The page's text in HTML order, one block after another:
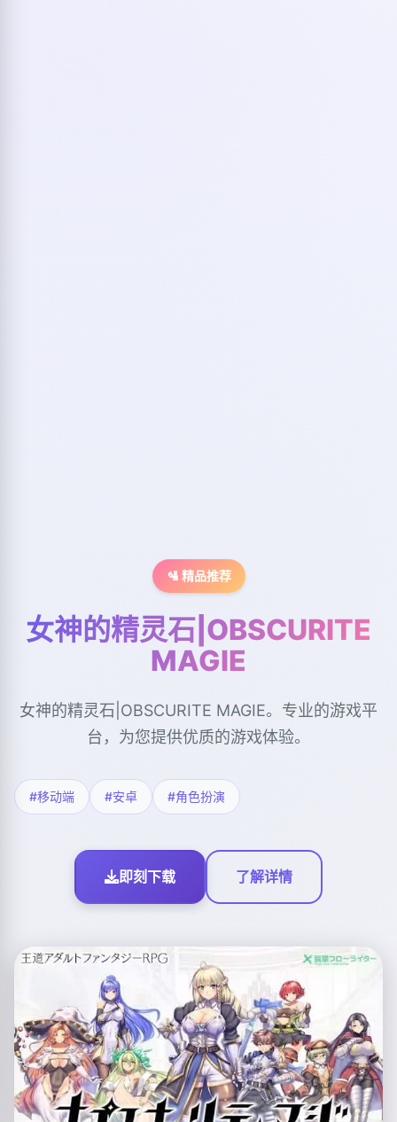
🛂 精品推荐
女神的精灵石|OBSCURITE
MAGIE
女神的精灵石|OBSCURITE MAGIE。专业的游戏平
台，为您提供优质的游戏体验。
#移动端 #安卓 #角色扮演
即刻下载 了解详情